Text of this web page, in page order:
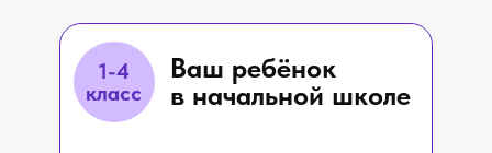
Ваш ребёнок
в начальной школе
1-4
класс